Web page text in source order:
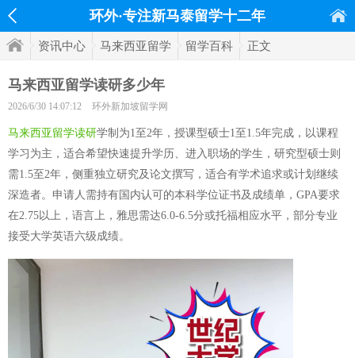
环外·专注新马泰留学十二年
资讯中心 马来西亚留学 留学百科 正文
马来西亚留学读研多少年
2026/6/30 14:07:12 环外新加坡留学网
马来西亚留学读研学制为1至2年，授课型硕士1至1.5年完成，以课程
学习为主，适合希望快速提升学历、进入职场的学生，研究型硕士则
需1.5至2年，侧重独立研究及论文撰写，适合有学术追求或计划继续
深造者。申请人需持有国内认可的本科学位证书及成绩单，GPA要求
在2.75以上，语言上，雅思需达6.0-6.5分或托福相应水平，部分专业
接受大学英语六级成绩。